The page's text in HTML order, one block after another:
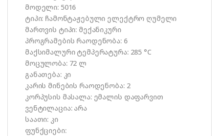
მოდელი: 5016
ტიპი: ჩამონტაჟებული ელექტრო ღუმელი
მართვის ტიპი: მექანიკური
პროგრამების რაოდენობა: 6
მაქსიმალური ტემპერატურა: 285 °C
მოცულობა: 72 ლ
განათება: კი
კარის მინების რაოდენობა: 2
კორპუსის მასალა: ემალის დაფარვით
ვენტილაცია: არა
საათი: კი
ფუნქციები: